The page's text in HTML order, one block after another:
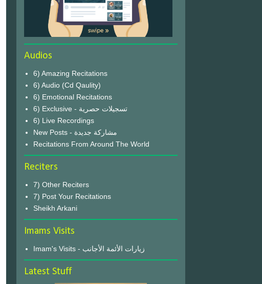
Audios
6) Amazing Recitations
6) Audio (Cd Qaulity)
6) Emotional Recitations
6) Exclusive - تسجيلات حصرية
6) Live Recordings
New Posts - مشاركة جديدة
Recitations From Around The World
Reciters
7) Other Reciters
7) Post Your Recitations
Sheikh Arkani
Imams Visits
Imam's Visits - زيارات الأئمة الأجانب
Latest Stuff